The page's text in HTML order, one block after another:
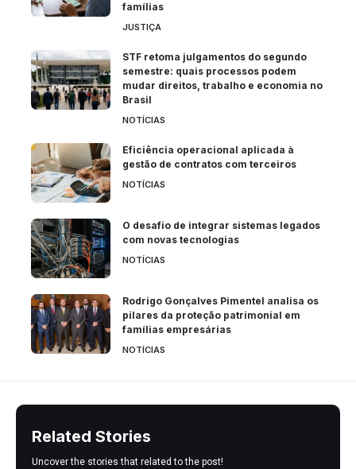
famílias
JUSTIÇA
STF retoma julgamentos do segundo
semestre: quais processos podem
mudar direitos, trabalho e economia no
Brasil
NOTÍCIAS
Eficiência operacional aplicada à
gestão de contratos com terceiros
NOTÍCIAS
O desafio de integrar sistemas legados
com novas tecnologias
NOTÍCIAS
Rodrigo Gonçalves Pimentel analisa os
pilares da proteção patrimonial em
famílias empresárias
NOTÍCIAS
Related Stories
Uncover the stories that related to the post!